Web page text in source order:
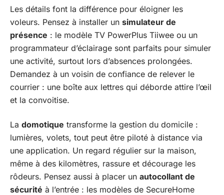
Les détails font la différence pour éloigner les
voleurs. Pensez à installer un simulateur de
présence : le modèle TV PowerPlus Tiiwee ou un
programmateur d’éclairage sont parfaits pour simuler
une activité, surtout lors d’absences prolongées.
Demandez à un voisin de confiance de relever le
courrier : une boîte aux lettres qui déborde attire l’œil
et la convoitise.
La domotique transforme la gestion du domicile :
lumières, volets, tout peut être piloté à distance via
une application. Un regard régulier sur la maison,
même à des kilomètres, rassure et décourage les
rôdeurs. Pensez aussi à placer un autocollant de
sécurité à l’entrée : les modèles de SecureHome